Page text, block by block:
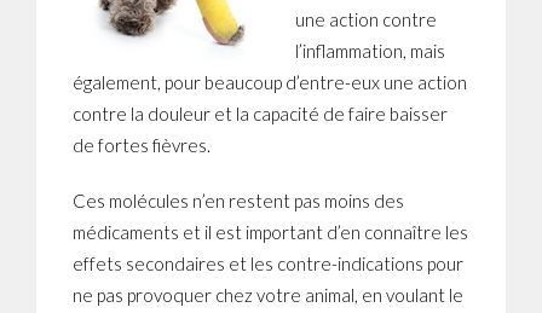
une action contre
l’inflammation, mais
également, pour beaucoup d’entre-eux une action
contre la douleur et la capacité de faire baisser
de fortes fièvres.
Ces molécules n’en restent pas moins des
médicaments et il est important d’en connaître les
effets secondaires et les contre-indications pour
ne pas provoquer chez votre animal, en voulant le